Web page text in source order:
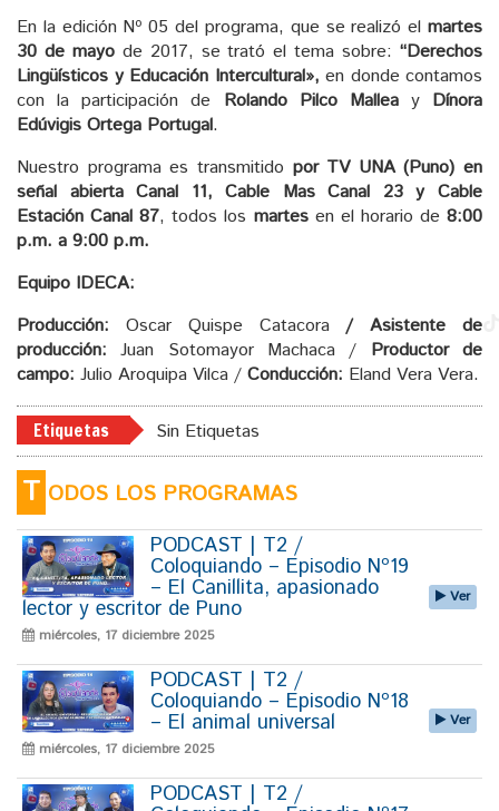
En la edición Nº 05 del programa, que se realizó el martes
30 de mayo de 2017, se trató el tema sobre:“Derechos
Lingüísticos y Educación Intercultural», en donde contamos
con la participación de Rolando Pilco MalleayDínora
Edúvigis Ortega Portugal.
Nuestro programa es transmitido por TV UNA (Puno) en
señal abierta Canal 11, Cable Mas Canal 23 y Cable
Estación Canal 87, todos los martes en el horario de8:00
p.m. a 9:00 p.m.
Equipo IDECA:
Producción: Oscar Quispe Catacora/ Asistente de
producción: Juan Sotomayor Machaca / Productor de
campo: Julio Aroquipa Vilca / Conducción: Eland Vera Vera.
Etiquetas Sin Etiquetas
T ODOS LOS PROGRAMAS
PODCAST | T2 /
Coloquiando – Episodio Nº19
– El Canillita, apasionado
lector y escritor de Puno
miércoles, 17 diciembre 2025
Ver
PODCAST | T2 /
Coloquiando – Episodio Nº18
– El animal universal
miércoles, 17 diciembre 2025
Ver
PODCAST | T2 /